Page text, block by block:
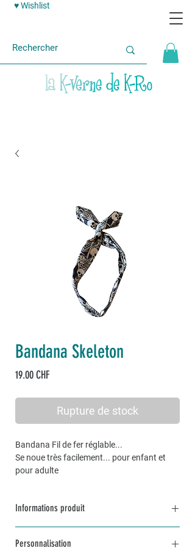
♥ Wishlist
Bandana Skeleton
19.00 CHFPrix
Rupture de stock
Bandana Fil de fer réglable...
Se noue très facilement... pour enfant et
pour adulte
Informations produit
Personnalisation